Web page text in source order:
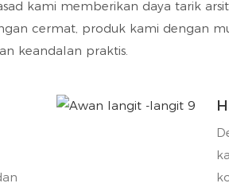
kami memberikan daya tarik
cermat, produk kami dengan
keandalan praktis.